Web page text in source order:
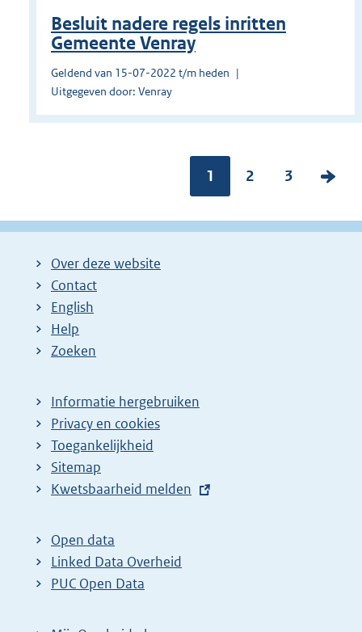
Besluit nadere regels inritten
Gemeente Venray
Geldend van 15-07-2022 t/m heden
Uitgegeven door: Venray
Pagina:
1
P
g
2
P
g
3
V
l
Over deze website
Contact
English
Help
Zoeken
Informatie hergebruiken
Privacy en cookies
Toegankelijkheid
Sitemap
E
t
e
r
Kwetsbaarheid melden
Open data
Linked Data Overheid
PUC Open Data